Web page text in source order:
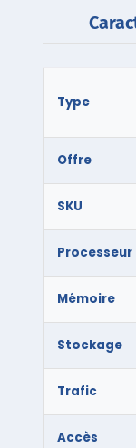
Type
Offre
SKU
Processeur
Mémoire
Stockage
Trafic
Accès